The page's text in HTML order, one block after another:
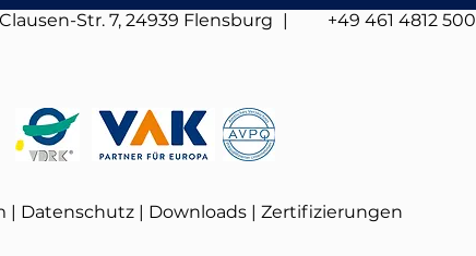
| +49 461 4812 500
Str. 7, 24939 Flensburg
| Datenschutz| Downloads| Zertifizierungen